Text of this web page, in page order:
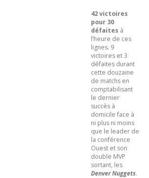
42 victoires
pour 30
défaites à
l’heure de ces
lignes. 9
victoires et 3
défaites durant
cette douzaine
de matchs en
comptabilisant
le dernier
succès à
domicile face à
ni plus ni moins
que le leader de
la conférence
Ouest et son
double MVP
sortant, les
Denver Nuggets.